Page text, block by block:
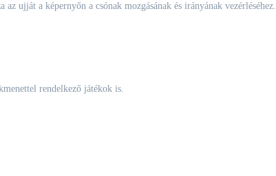
ujját a képernyőn a csónak mozgásának és irányának vezérléséhez.
rendelkező játékok is.